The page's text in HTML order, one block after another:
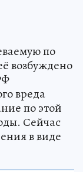
по
возбуждено
вреда
по этой
Сейчас
в виде